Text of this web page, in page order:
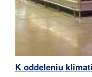
K oddeleniu